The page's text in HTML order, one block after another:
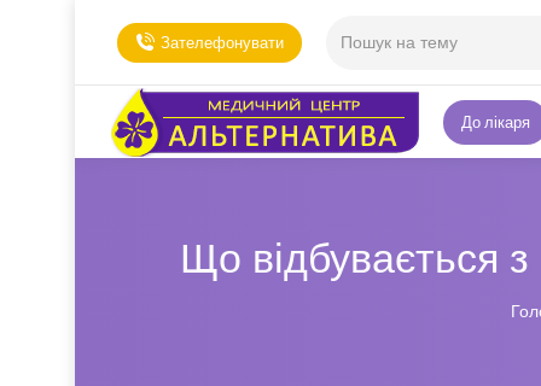
Зателефонувати
До лікаря
Що відбувається з
Ви